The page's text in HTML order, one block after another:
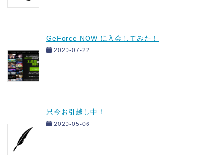
GeForce NOW に入会してみた！
2020-07-22
只今お引越し中！
2020-05-06